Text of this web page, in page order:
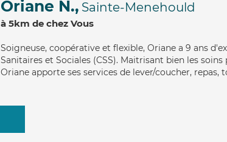
Oriane N., Sainte-Menehould
à 5km de chez Vous
Soigneuse, coopérative et flexible, Oriane a 9 ans
Sanitaires et Sociales (CSS). Maitrisant bien les
Oriane apporte ses services de lever/coucher,